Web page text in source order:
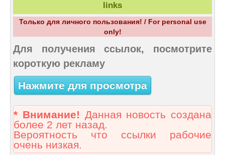
links
Только для личного пользования! / For personal use
only!
Для получения ссылок, посмотрите
короткую рекламу
Нажмите для просмотра
* Внимание! Данная новость создана
более 2 лет назад.
Вероятность что ссылки рабочие
очень низкая.